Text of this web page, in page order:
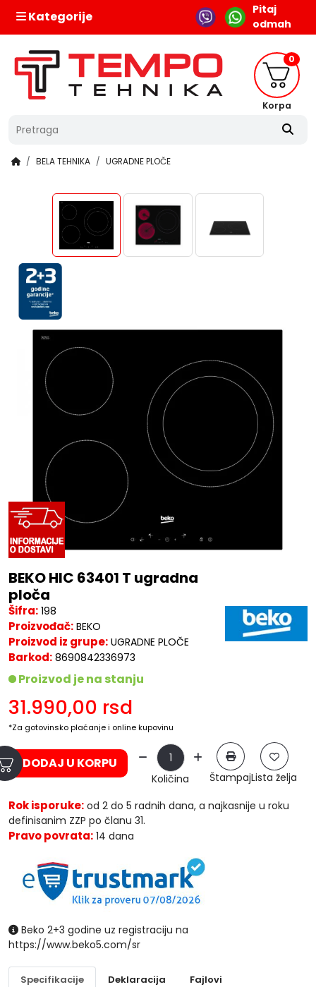
Kategorije
Pitaj
odmah
0
Korpa
BELA TEHNIKA UGRADNE PLOČE
BEKO HIC 63401 T ugradna
ploča
Šifra: 198
Proizvođač: BEKO
Proizvod iz grupe: UGRADNE PLOČE
Barkod: 8690842336973
Proizvod je na stanju
31.990,00 rsd
*Za gotovinsko plaćanje i online kupovinu
DODAJ U KORPU
Količina ŠtampajLista želja
Rok isporuke: od 2 do 5 radnih dana, a najkasnije u roku
definisanim ZZP po članu 31.
Pravo povrata: 14 dana
Beko 2+3 godine uz registraciju na
https://www.beko5.com/sr
Specifikacije Deklaracija Fajlovi